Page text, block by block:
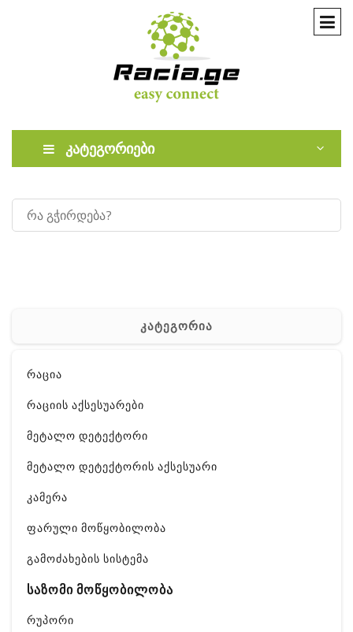
კატეგორიები
კატეგორია
რაცია
რაციის აქსესუარები
მეტალო დეტექტორი
მეტალო დეტექტორის აქსესუარი
კამერა
ფარული მოწყობილობა
გამოძახების სისტემა
საზომი მოწყობილობა
რუპორი